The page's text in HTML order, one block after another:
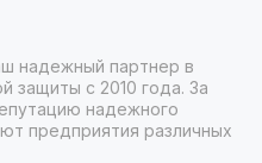
надежный партнер в
защиты с 2010 года. За
надежного
предприятия различных